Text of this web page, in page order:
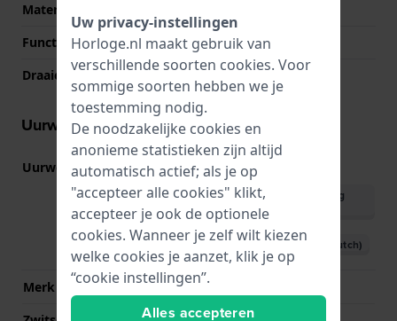
Materiaal bezel
Functie bezel
Professioneel duiken
Draaiende bezel
Eén richting draaibaar
Uurwerk informatie
Uurwerk nr. 80.111(Bekijk specificaties
Download handleiding
(English)
Download handleiding (Dutch)
Merk uurwerk
ETA
Uw privacy-instellingen
Horloge.nl maakt gebruik van
verschillende soorten cookies. Voor
sommige soorten hebben we je
toestemming nodig.
De noodzakelijke cookies en
anonieme statistieken zijn altijd
automatisch actief; als je op
"accepteer alle cookies" klikt,
accepteer je ook de optionele
cookies. Wanneer je zelf wilt kiezen
welke cookies je aanzet, klik je op
“cookie instellingen”.
Alles accepteren